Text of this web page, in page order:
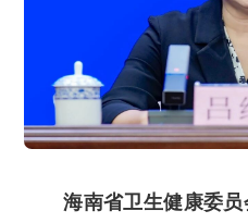
海南省卫生健康委